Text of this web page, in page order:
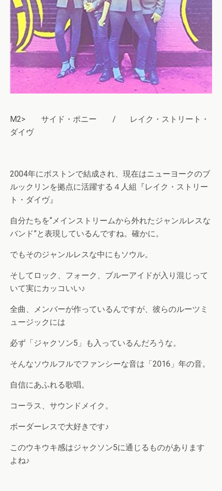
M2> サイド・ポニー / レイク・ストリート・
ダイヴ
2004年にボストンで結成され、現在はニューヨークのブ
ルックリンを拠点に活躍する４人組『レイク・ストリー
ト・ダイヴ』
自分たちを“メインストリームから外れたジャンルレスな
バンド”と表現しているんですね。確かに。
でもそのジャンルレスな中にもソウル。
そしてロック、フォーク、ブルーアイドが入り混じって
いて実にカッコいい♪
全曲、メンバーが作っているんですが、彼らのルーツミ
ュージックには
必ず「ジャクソン5」も入っているんだろうな。
そんなソウルフルでファンシーな音は「2016」年の音。
自信にあふれる歌唱。
コーラス、サウンドメイク。
ボーダーレスで大好きです♪
このウキウキ感はジャクソン5に通じるものがあります
よね♪